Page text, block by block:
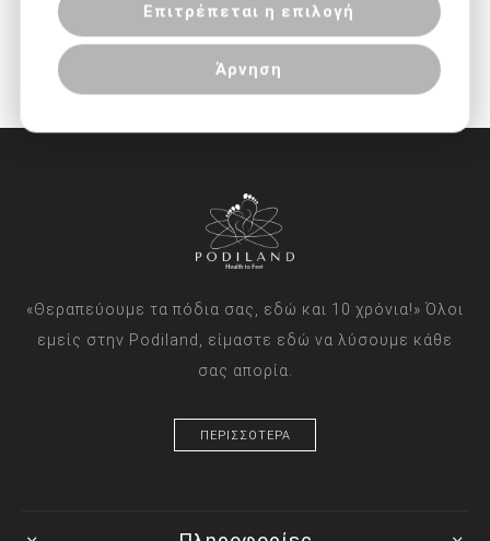
+ΚΑΛΑΘΙ
«Θεραπεύουμε τα πόδια σας, εδώ και 10 χρόνια!» Όλοι
εμείς στην Podiland, είμαστε εδώ να λύσουμε κάθε
σας απορία.
ΠΕΡΙΣΣΟΤΕΡΑ
Άρνηση
Επιτρέπεται η επιλογή